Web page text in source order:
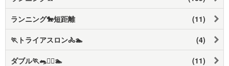
ランニング🐎短距離 (11)
🏃トライアスロン🚴🏊️ (4)
ダブル🏃🐀🚴‍♀️🏊️ (11)